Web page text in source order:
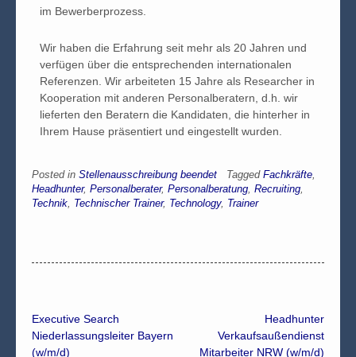
im Bewerberprozess.
Wir haben die Erfahrung seit mehr als 20 Jahren und
verfügen über die entsprechenden internationalen
Referenzen. Wir arbeiteten 15 Jahre als Researcher in
Kooperation mit anderen Personalberatern, d.h. wir
lieferten den Beratern die Kandidaten, die hinterher in
Ihrem Hause präsentiert und eingestellt wurden.
Posted in Stellenausschreibung beendet Tagged Fachkräfte,
Headhunter, Personalberater, Personalberatung, Recruiting,
Technik, Technischer Trainer, Technology, Trainer
Executive Search
Niederlassungsleiter Bayern
(w/m/d)
Headhunter
Verkaufsaußendienst
Mitarbeiter NRW (w/m/d)